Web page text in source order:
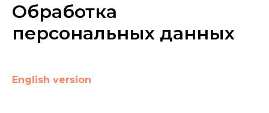
Обработка
персональных данных
English version